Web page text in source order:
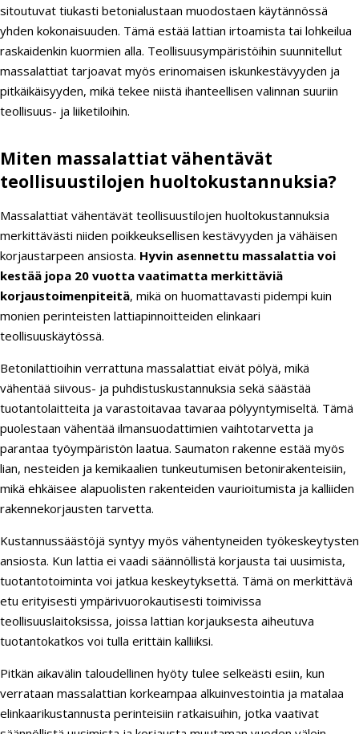
sitoutuvat tiukasti betonialustaan muodostaen käytännössä
yhden kokonaisuuden. Tämä estää lattian irtoamista tai lohkeilua
raskaidenkin kuormien alla. Teollisuusympäristöihin suunnitellut
massalattiat tarjoavat myös erinomaisen iskunkestävyyden ja
pitkäikäisyyden, mikä tekee niistä ihanteellisen valinnan suuriin
teollisuus- ja liiketiloihin.
Miten massalattiat vähentävät
teollisuustilojen huoltokustannuksia?
Massalattiat vähentävät teollisuustilojen huoltokustannuksia
merkittävästi niiden poikkeuksellisen kestävyyden ja vähäisen
korjaustarpeen ansiosta. Hyvin asennettu massalattia voi
kestää jopa 20 vuotta vaatimatta merkittäviä
korjaustoimenpiteitä, mikä on huomattavasti pidempi kuin
monien perinteisten lattiapinnoitteiden elinkaari
teollisuuskäytössä.
Betonilattioihin verrattuna massalattiat eivät pölyä, mikä
vähentää siivous- ja puhdistuskustannuksia sekä säästää
tuotantolaitteita ja varastoitavaa tavaraa pölyyntymiseltä. Tämä
puolestaan vähentää ilmansuodattimien vaihtotarvetta ja
parantaa työympäristön laatua. Saumaton rakenne estää myös
lian, nesteiden ja kemikaalien tunkeutumisen betonirakenteisiin,
mikä ehkäisee alapuolisten rakenteiden vaurioitumista ja kalliiden
rakennekorjausten tarvetta.
Kustannussäästöjä syntyy myös vähentyneiden työkeskeytysten
ansiosta. Kun lattia ei vaadi säännöllistä korjausta tai uusimista,
tuotantotoiminta voi jatkua keskeytyksettä. Tämä on merkittävä
etu erityisesti ympärivuorokautisesti toimivissa
teollisuuslaitoksissa, joissa lattian korjauksesta aiheutuva
tuotantokatkos voi tulla erittäin kalliiksi.
Pitkän aikavälin taloudellinen hyöty tulee selkeästi esiin, kun
verrataan massalattian korkeampaa alkuinvestointia ja matalaa
elinkaarikustannusta perinteisiin ratkaisuihin, jotka vaativat